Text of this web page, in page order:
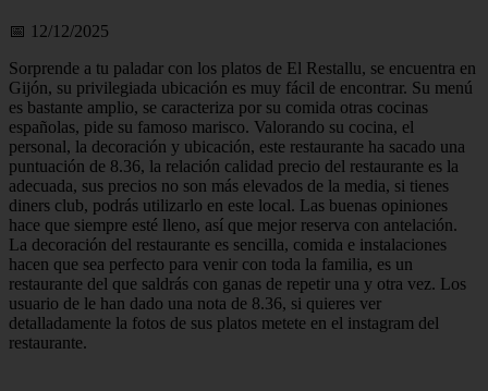
📅 12/12/2025
Sorprende a tu paladar con los platos de El Restallu, se encuentra en
Gijón, su privilegiada ubicación es muy fácil de encontrar. Su menú
es bastante amplio, se caracteriza por su comida otras cocinas
españolas, pide su famoso marisco. Valorando su cocina, el
personal, la decoración y ubicación, este restaurante ha sacado una
puntuación de 8.36, la relación calidad precio del restaurante es la
adecuada, sus precios no son más elevados de la media, si tienes
diners club, podrás utilizarlo en este local. Las buenas opiniones
hace que siempre esté lleno, así que mejor reserva con antelación.
La decoración del restaurante es sencilla, comida e instalaciones
hacen que sea perfecto para venir con toda la familia, es un
restaurante del que saldrás con ganas de repetir una y otra vez. Los
usuario de le han dado una nota de 8.36, si quieres ver
detalladamente la fotos de sus platos metete en el instagram del
restaurante.